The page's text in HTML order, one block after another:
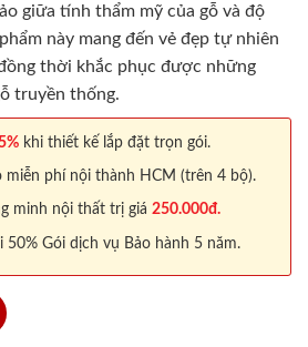
giữa tính thẩm mỹ của gỗ và độ
này mang đến vẻ đẹp tự nhiên
thời khắc phục được những
truyền thống.
khi thiết kế lắp đặt trọn gói.
miễn phí nội thành HCM (trên 4 bộ).
minh nội thất trị giá 250.000đ.
50% Gói dịch vụ Bảo hành 5 năm.